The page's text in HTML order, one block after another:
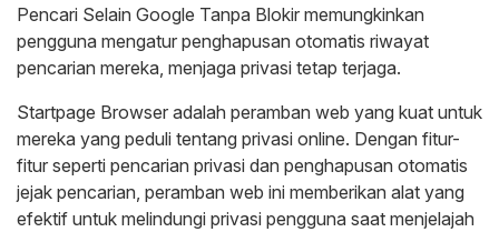
Pencari Selain Google Tanpa Blokir memungkinkan
pengguna mengatur penghapusan otomatis riwayat
pencarian mereka, menjaga privasi tetap terjaga.
Startpage Browser adalah peramban web yang kuat untuk
mereka yang peduli tentang privasi online. Dengan fitur-
fitur seperti pencarian privasi dan penghapusan otomatis
jejak pencarian, peramban web ini memberikan alat yang
efektif untuk melindungi privasi pengguna saat menjelajah